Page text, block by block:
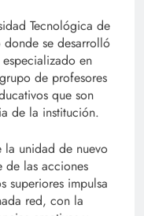
Tecnológica de
se desarrolló
en
de profesores
que son
de la institución.
la unidad de nuevo
de las acciones
superiores impulsa
red, con la